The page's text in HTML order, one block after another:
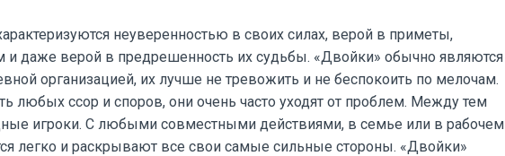
неуверенностью в своих силах, верой в приметы,
и даже верой в предрешенность их судьбы. «Двойки» обычно являются
организацией, их лучше не тревожить и не беспокоить по мелочам.
любых ссор и споров, они очень часто уходят от проблем. Между тем
игроки. С любыми совместными действиями, в семье или в рабочем
легко и раскрывают все свои самые сильные стороны. «Двойки»